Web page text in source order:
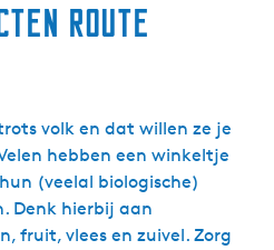
route
volk en dat willen ze je
hebben een winkeltje
(veelal biologische)
Denk hierbij aan
fruit, vlees en zuivel. Zorg